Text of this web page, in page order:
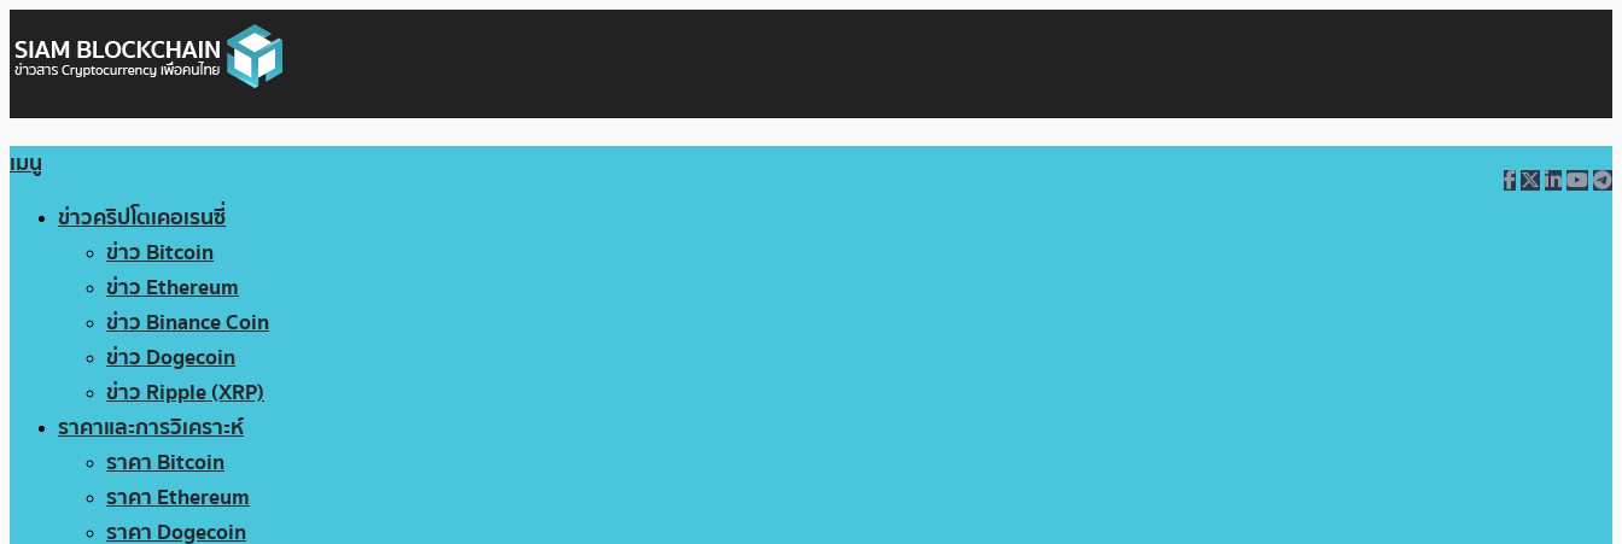
เมนู
ข่าวคริปโตเคอเรนซี่
ข่าว Bitcoin
ข่าว Ethereum
ข่าว Binance Coin
ข่าว Dogecoin
ข่าว Ripple (XRP)
ราคาและการวิเคราะห์
ราคา Bitcoin
ราคา Ethereum
ราคา Dogecoin